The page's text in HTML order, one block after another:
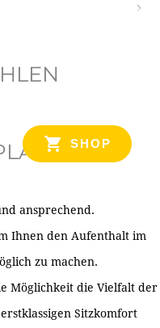
SHOP
ansprechend.
Ihnen den Aufenthalt im
zu machen.
Möglichkeit die Vielfalt der
Sitzkomfort